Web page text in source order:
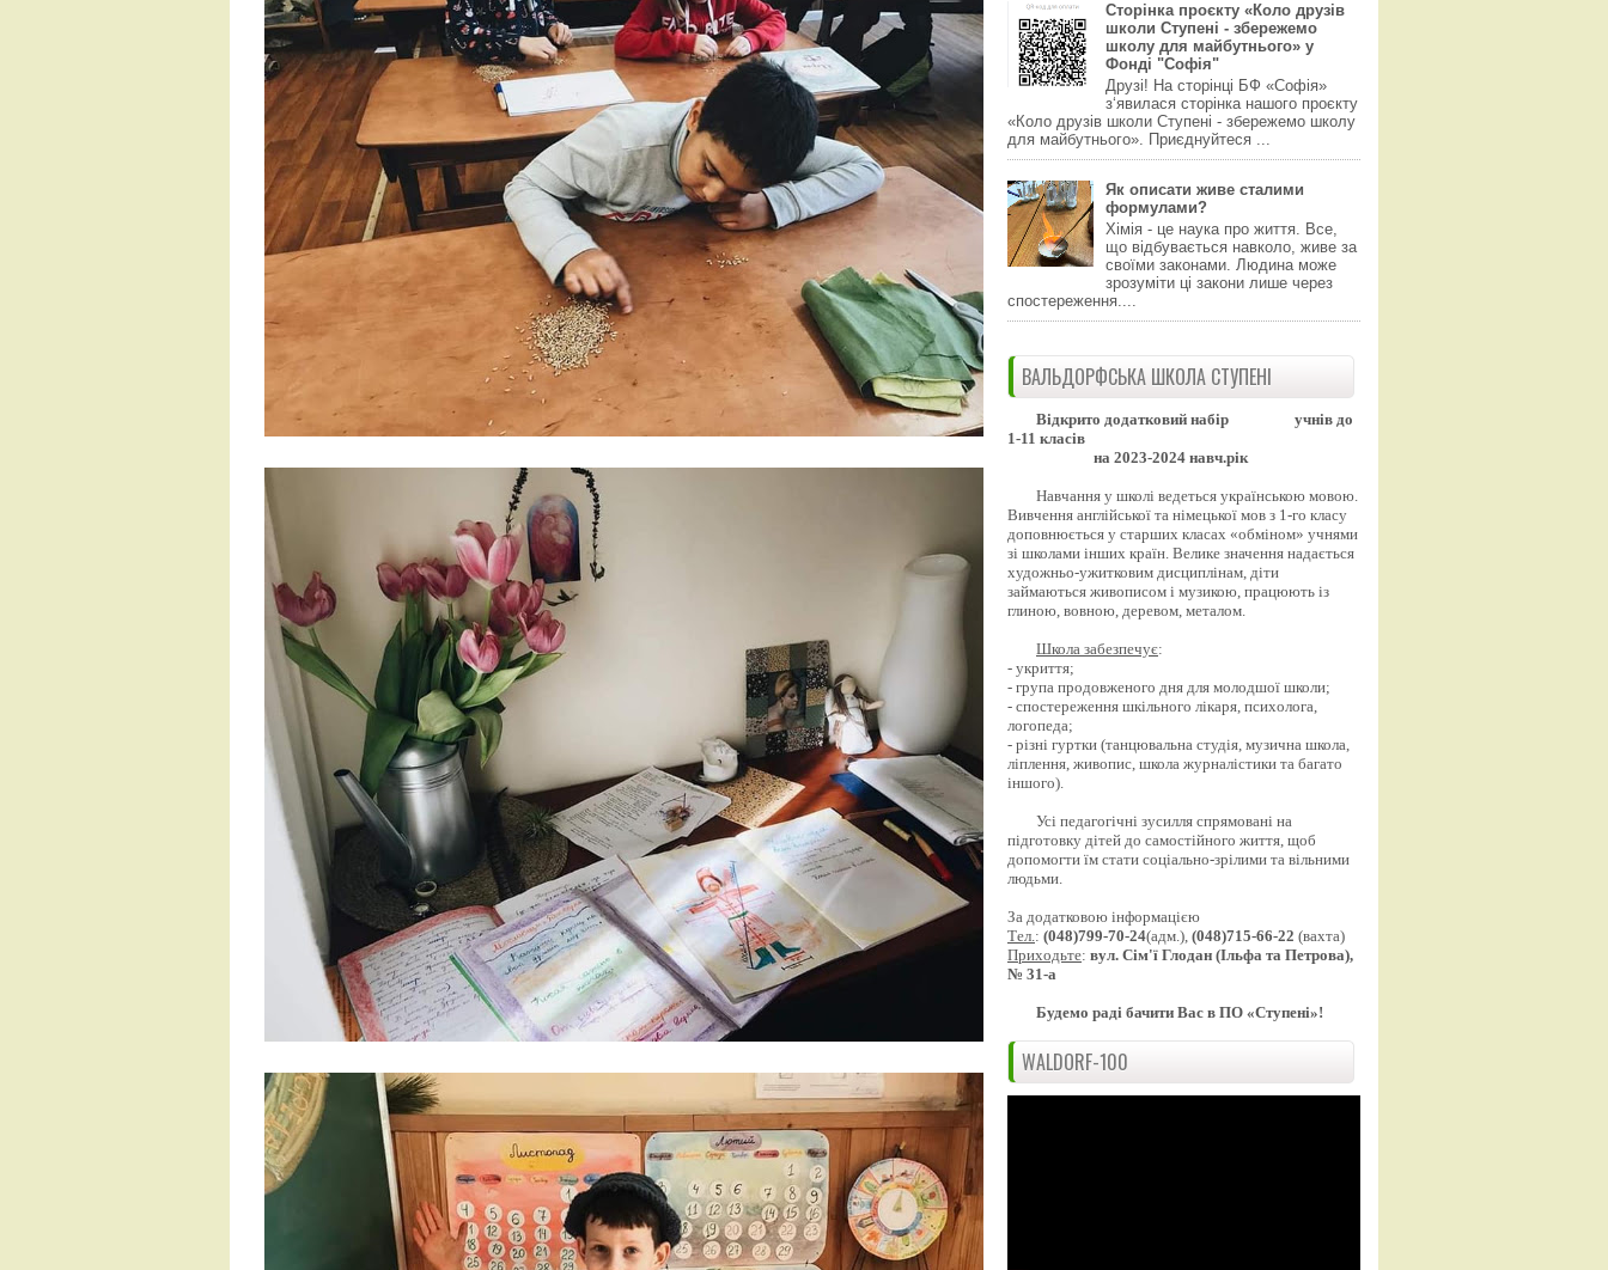
Сторінка проєкту «Коло друзів
школи Ступені - збережемо
школу для майбутнього» у
Фонді "Софія"
Друзі! На сторінці БФ «Софія»
з‘явилася сторінка нашого проєкту
«Коло друзів школи Ступені - збережемо школу
для майбутнього». Приєднуйтеся ...
Як описати живе сталими
формулами?
Хімія - це наука про життя. Все,
що відбувається навколо, живе за
своїми законами. Людина може
зрозуміти ці закони лише через
спостереження....
ВАЛЬДОРФСЬКА ШКОЛА СТУПЕНІ
Відкрито додатковий набір
учнів до
1-11 класів
на 2023-2024 навч.рік
Навчання у школі ведеться українською мовою.
Вивчення англійської та німецької мов з 1-го класу
доповнюється у старших класах «обміном» учнями
зі школами інших країн. Велике значення надається
художньо-ужитковим дисциплінам, діти
займаються живописом і музикою, працюють із
глиною, вовною, деревом, металом.
Школа забезпечує:
- укриття;
- група продовженого дня для молодшої школи;
- спостереження шкільного лікаря, психолога,
логопеда;
- різні гуртки (танцювальна студія, музична школа,
ліплення, живопис, школа журналістики та багато
іншого).
Усі педагогічні зусилля спрямовані на
підготовку дітей до самостійного життя, щоб
допомогти їм стати соціально-зрілими та вільними
людьми.
За додатковою інформацією
Тел. : (048)799-70-24(адм.), (048)715-66-22 (вахта)
Приходьте: вул. Сім'ї Глодан (Ільфа та Петрова),
№ 31-а
Будемо раді бачити Вас в ПО «Ступені»!
WALDORF-100